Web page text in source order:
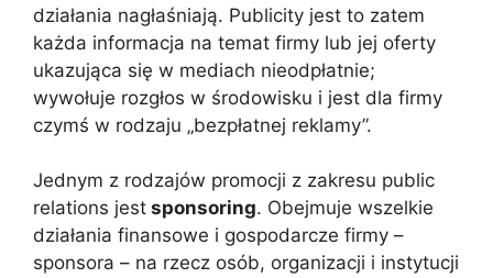
działania nagłaśniają. Publicity jest to zatem
każda informacja na temat firmy lub jej oferty
ukazująca się w mediach nieodpłatnie;
wywołuje rozgłos w środowisku i jest dla firmy
czymś w rodzaju „bezpłatnej reklamy”.
Jednym z rodzajów promocji z zakresu public
relations jest sponsoring. Obejmuje wszelkie
działania finansowe i gospodarcze firmy –
sponsora – na rzecz osób, organizacji i instytucji